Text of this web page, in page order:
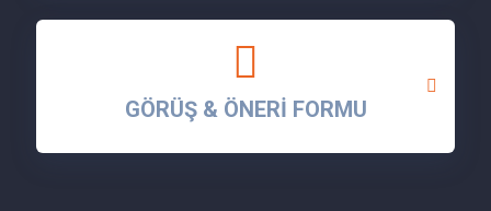
GÖRÜŞ & ÖNERİ FORMU